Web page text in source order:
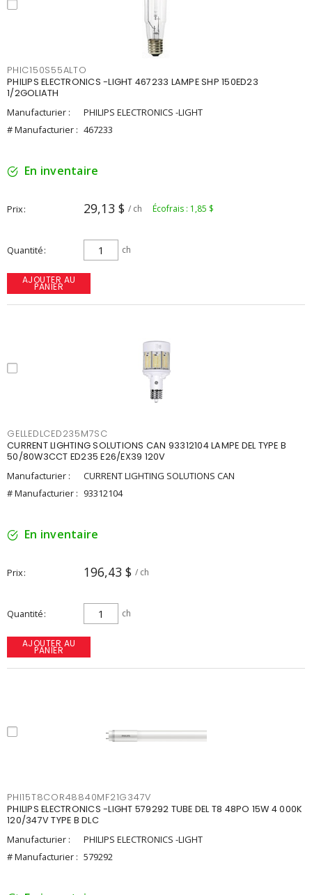
PHIC150S55ALTO
PHILIPS ELECTRONICS -LIGHT 467233 LAMPE SHP 150ED23
1/2GOLIATH
Manufacturier :
PHILIPS ELECTRONICS -LIGHT
# Manufacturier : 467233
En inventaire
Prix 29,13 $ / ch Écofrais : 1,85 $
Quantité ch
AJOUTER AU
PANIER
GELLEDLCED235M7SC
CURRENT LIGHTING SOLUTIONS CAN 93312104 LAMPE DEL TYPE B
50/80W3CCT ED235 E26/EX39 120V
Manufacturier :
CURRENT LIGHTING SOLUTIONS CAN
# Manufacturier : 93312104
En inventaire
Prix 196,43 $ / ch
Quantité ch
AJOUTER AU
PANIER
PHI15T8COR48840MF21G347V
PHILIPS ELECTRONICS -LIGHT 579292 TUBE DEL T8 48PO 15W 4 000K
120/347V TYPE B DLC
Manufacturier :
PHILIPS ELECTRONICS -LIGHT
# Manufacturier : 579292